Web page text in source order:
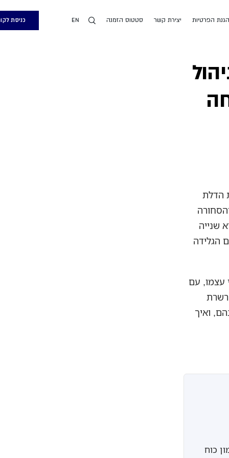
הגנת הפרטיות יצירת קשר סטטוס הזמנה EN כניסת
הדלת
עומד על 34 מעלות, והסחורה
שנייה
שבו נקבע אם הגלידה
עצמו, עם
ואיך
כוח